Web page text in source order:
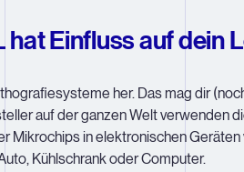
hat Einfluss auf dein
her. Das mag dir
auf der ganzen Welt verwenden
Mikrochips in elektronischen
Kühlschrank oder Computer.